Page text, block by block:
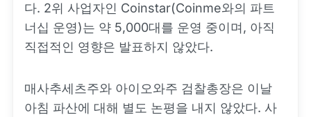
다. 2위 사업자인 Coinstar(Coinme와의 파트
너십 운영)는 약 5,000대를 운영 중이며, 아직
직접적인 영향은 발표하지 않았다.
매사추세츠주와 아이오와주 검찰총장은 이날
아침 파산에 대해 별도 논평을 내지 않았다. 사